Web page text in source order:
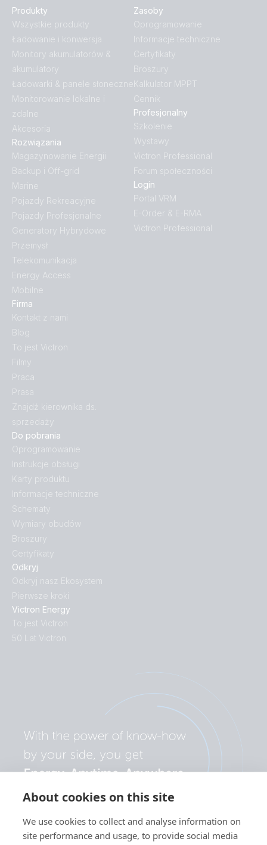
About cookies on this site
We use cookies to collect and analyse information on
site performance and usage, to provide social media
Produkty
Wszystkie produkty
Ładowanie i konwersja
Monitory akumulatorów &
akumulatory
Ładowarki & panele słoneczne
Monitorowanie lokalne i
zdalne
Akcesoria
Odkryj
Odkryj nasz Ekosystem
Pierwsze kroki
Victron Energy
To jest Victron
50 Lat Victron
Do pobrania
Oprogramowanie
Instrukcje obsługi
Karty produktu
Informacje techniczne
Schematy
Wymiary obudów
Broszury
Certyfikaty
Rozwiązania
Magazynowanie Energii
Backup i Off-grid
Marine
Pojazdy Rekreacyjne
Pojazdy Profesjonalne
Generatory Hybrydowe
Przemysł
Telekomunikacja
Energy Access
Mobilne
Firma
Kontakt z nami
Blog
To jest Victron
Filmy
Praca
Prasa
Znajdź kierownika ds.
sprzedaży
Zasoby
Oprogramowanie
Informacje techniczne
Certyfikaty
Broszury
Kalkulator MPPT
Cennik
Profesjonalny
Szkolenie
Wystawy
Victron Professional
Forum społeczności
Login
Portal VRM
E-Order & E-RMA
Victron Professional